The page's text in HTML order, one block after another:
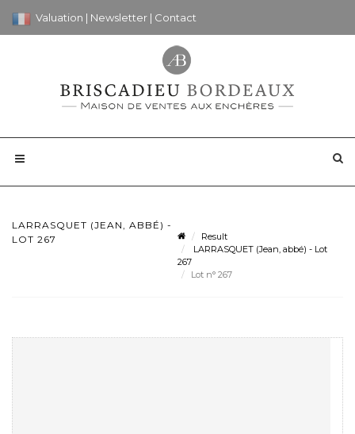
Valuation | Newsletter | Contact
LARRASQUET (JEAN, ABBÉ) -
LOT 267
Result
LARRASQUET (Jean, abbé) - Lot
267
Lot n° 267